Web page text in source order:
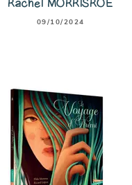
Rachel MORRISROE
09/10/2024